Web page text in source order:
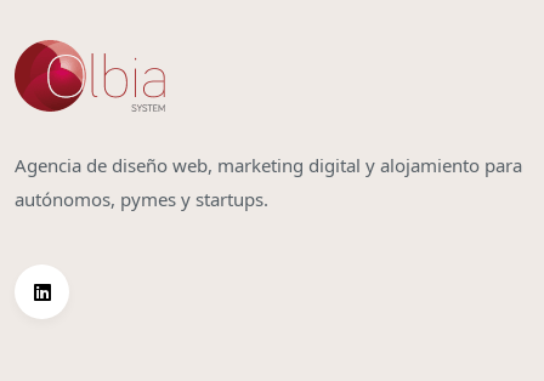
Agencia de diseño web, marketing digital y alojamiento para
autónomos, pymes y startups.